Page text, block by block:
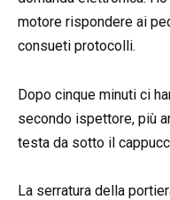
motore rispondere ai
consueti protocolli.
Dopo cinque minuti ci
secondo ispettore, più
testa da sotto il
La serratura della